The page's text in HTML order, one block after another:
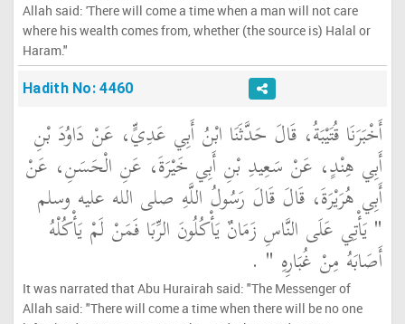
Allah said: 'There will come a time when a man will not care
where his wealth comes from, whether (the source is) Halal or
Haram."
Hadith No: 4460
أَخْبَرَنَا قُتَيْبَةُ، قَالَ حَدَّثَنَا ابْنُ أَبِي عَدِيٍّ، عَنْ دَاوُدَ بْنِ
أَبِي هِنْدٍ، عَنْ سَعِيدِ بْنِ أَبِي خَيْرَةَ، عَنِ الْحَسَنِ، عَنْ
أَبِي هُرَيْرَةَ، قَالَ قَالَ رَسُولُ اللَّهِ صلى الله عليه وسلم ‏
"‏ يَأْتِي عَلَى النَّاسِ زَمَانٌ يَأْكُلُونَ الرِّبَا فَمَنْ لَمْ يَأْكُلْهُ
أَصَابَهُ مِنْ غُبَارِهِ ‏" ‏ ‏.‏
It was narrated that Abu Hurairah said: "The Messenger of
Allah said: "There will come a time when there will be no one